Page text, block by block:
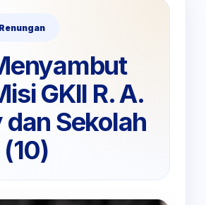
Renungan
GKII R. A.
Sekolah